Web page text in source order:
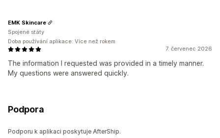
7. červenec 2026
The information I requested was provided in a timely manner.
My questions were answered quickly.
EMK Skincare
Spojené státy
Doba používání aplikace: Více než rokem
Podpora
Podporu k aplikaci poskytuje AfterShip.